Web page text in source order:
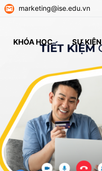
marketing@ise.edu.vn
KHÓA HỌC SỰ KIỆN